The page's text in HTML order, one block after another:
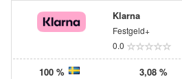
Klarna
Festgeld+
0.0
100 % 3,08 %